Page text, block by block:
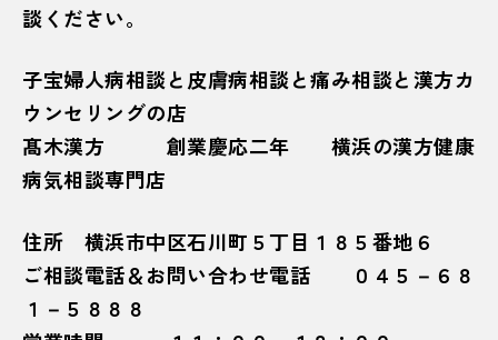
談ください。
子宝婦人病相談と皮膚病相談と痛み相談と漢方カ
ウンセリングの店
髙木漢方 創業慶応二年 横浜の漢方健康
病気相談専門店
住所 横浜市中区石川町５丁目１８５番地６
ご相談電話＆お問い合わせ電話 ０４５－６８
１－５８８８